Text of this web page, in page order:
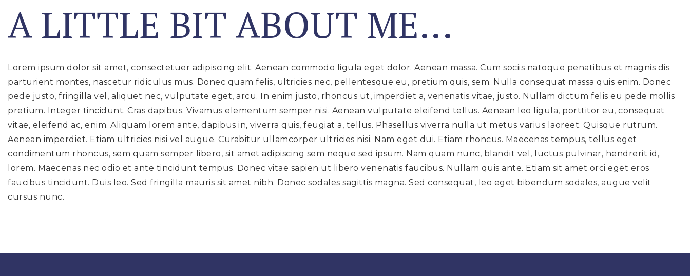
A LITTLE BIT ABOUT ME...
Lorem ipsum dolor sit amet, consectetuer adipiscing elit. Aenean commodo ligula eget dolor. Aenean massa. Cum sociis natoque penatibus et magnis dis
parturient montes, nascetur ridiculus mus. Donec quam felis, ultricies nec, pellentesque eu, pretium quis, sem. Nulla consequat massa quis enim. Donec
pede justo, fringilla vel, aliquet nec, vulputate eget, arcu. In enim justo, rhoncus ut, imperdiet a, venenatis vitae, justo. Nullam dictum felis eu pede mollis
pretium. Integer tincidunt. Cras dapibus. Vivamus elementum semper nisi. Aenean vulputate eleifend tellus. Aenean leo ligula, porttitor eu, consequat
vitae, eleifend ac, enim. Aliquam lorem ante, dapibus in, viverra quis, feugiat a, tellus. Phasellus viverra nulla ut metus varius laoreet. Quisque rutrum.
Aenean imperdiet. Etiam ultricies nisi vel augue. Curabitur ullamcorper ultricies nisi. Nam eget dui. Etiam rhoncus. Maecenas tempus, tellus eget
condimentum rhoncus, sem quam semper libero, sit amet adipiscing sem neque sed ipsum. Nam quam nunc, blandit vel, luctus pulvinar, hendrerit id,
lorem. Maecenas nec odio et ante tincidunt tempus. Donec vitae sapien ut libero venenatis faucibus. Nullam quis ante. Etiam sit amet orci eget eros
faucibus tincidunt. Duis leo. Sed fringilla mauris sit amet nibh. Donec sodales sagittis magna. Sed consequat, leo eget bibendum sodales, augue velit
cursus nunc.